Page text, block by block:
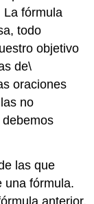
La fórmula
todo
objetivo
de\
oraciones
no
las que
una fórmula.
anterior.